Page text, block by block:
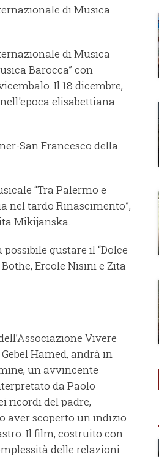
di Musica
di Musica
Barocca” con
Il 18 dicembre,
elisabettiana
San Francesco della
“Tra Palermo e
nel tardo Rinascimento”,
Mikijanska.
gustare il “Dolce
Ercole Nisini e Zita
Vivere
Hamed, andrà in
un avvincente
da Paolo
ricordi del padre,
aver scoperto un indizio
Il film, costruito con
delle relazioni